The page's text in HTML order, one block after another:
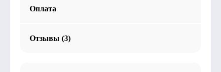
Оплата
Отзывы (3)